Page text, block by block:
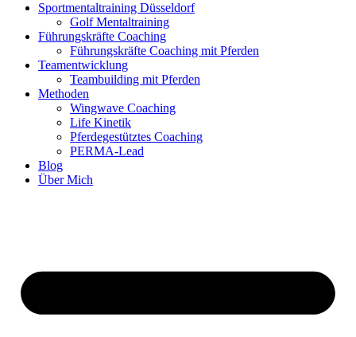
Sportmentaltraining Düsseldorf
Golf Mentaltraining
Führungskräfte Coaching
Führungskräfte Coaching mit Pferden
Teamentwicklung
Teambuilding mit Pferden
Methoden
Wingwave Coaching
Life Kinetik
Pferdegestütztes Coaching
PERMA-Lead
Blog
Über Mich